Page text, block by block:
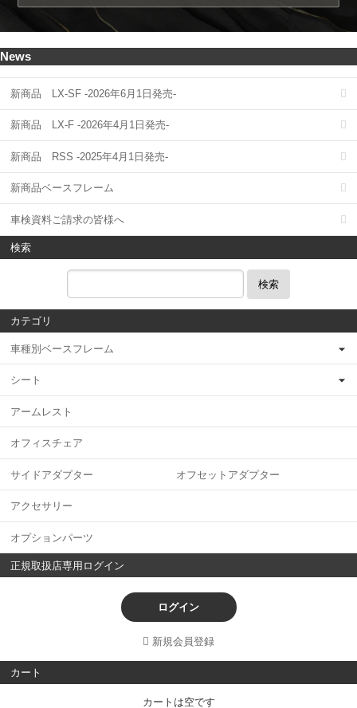
News
新商品 LX-SF -2026年6月1日発売-
新商品 LX-F -2026年4月1日発売-
新商品 RSS -2025年4月1日発売-
新商品ベースフレーム
車検資料ご請求の皆様へ
検索
検索
カテゴリ
車種別ベースフレーム
シート
アームレスト
オフィスチェア
サイドアダプター オフセットアダプター
アクセサリー
オプションパーツ
正規取扱店専用ログイン
ログイン
新規会員登録
カート
カートは空です